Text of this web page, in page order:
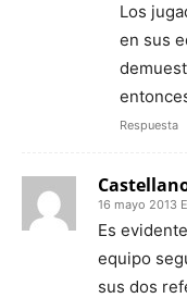
Los
en sus
Respuesta
16 mayo 2013
Es
equipo
sus dos